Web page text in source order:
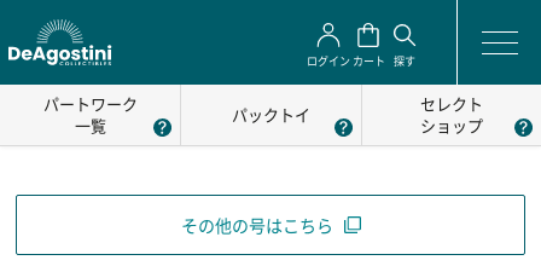
ログイン カート 探す
パートワーク
一覧
パックトイ
セレクト
ショップ
その他の号はこちら